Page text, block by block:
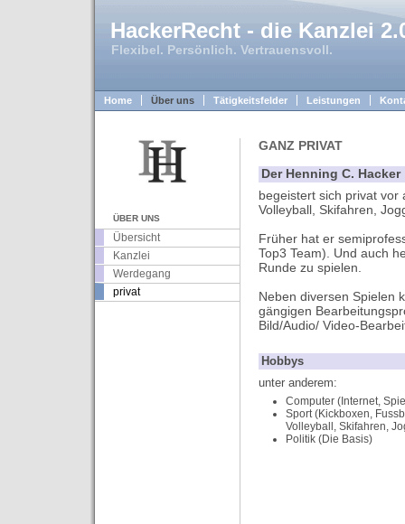
HackerRecht - die Kanzlei
Flexibel. Persönlich. Vertrauensvoll.
Home Über uns Tätigkeitsfelder Leistungen
ÜBER UNS
Übersicht
Kanzlei
Werdegang
privat
GANZ PRIVAT
Der Henning C. Hacker
begeistert sich privat vor
Volleyball, Skifahren,
Früher hat er
Top3 Team). Und auch
Runde zu spielen.
Neben diversen Spielen
gängigen
Bild/Audio/ Video-
Hobbys
unter anderem:
Computer (Internet,
Sport (Kickboxen,
Volleyball, Skifahren,
Politik (Die Basis)